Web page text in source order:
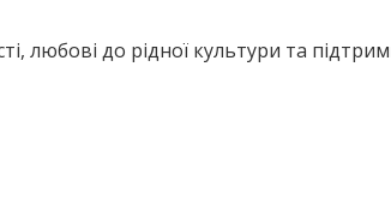
любові до рідної культури та